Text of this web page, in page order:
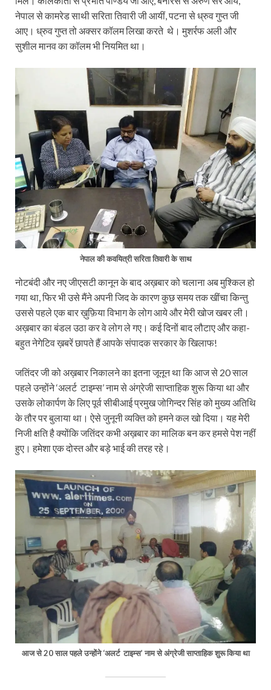
नेपाल से कामरेड साथी सरिता तिवारी जी आयीं, पटना से ध्रुव गुप्त जी
आए। ध्रुव गुप्त तो अक्सर कॉलम लिखा करते थे। मुशर्रफ अली और
सुशील मानव का कॉलम भी नियमित था।
नेपाल की कवयित्री सरिता तिवारी के साथ
नोटबंदी और नए जीएसटी कानून के बाद अख़बार को चलाना अब मुश्किल हो
गया था, फिर भी उसे मैंने अपनी जिद के कारण कुछ समय तक खींचा किन्तु
उससे पहले एक बार ख़ुफ़िया विभाग के लोग आये और मेरी खोज खबर ली।
अख़बार का बंडल उठा कर वे लोग ले गए। कई दिनों बाद लौटाए और कहा-
बहुत नेगेटिव ख़बरें छापते हैं आपके संपादक सरकार के खिलाफ!
जतिंदर जी को अख़बार निकालने का इतना जूनून था कि आज से 20 साल
पहले उन्होंने ‘अलर्ट टाइम्स’ नाम से अंग्रेजी साप्ताहिक शुरू किया था और
उसके लोकार्पण के लिए पूर्व सीबीआई प्रमुख जोगिन्दर सिंह को मुख्य अतिथि
के तौर पर बुलाया था। ऐसे जुनूनी व्यक्ति को हमने कल खो दिया। यह मेरी
निजी क्षति है क्योंकि जतिंदर कभी अख़बार का मालिक बन कर हमसे पेश नहीं
हुए। हमेशा एक दोस्त और बड़े भाई की तरह रहे।
आज से 20 साल पहले उन्होंने ‘अलर्ट टाइम्स’ नाम से अंग्रेजी साप्ताहिक शुरू किया था